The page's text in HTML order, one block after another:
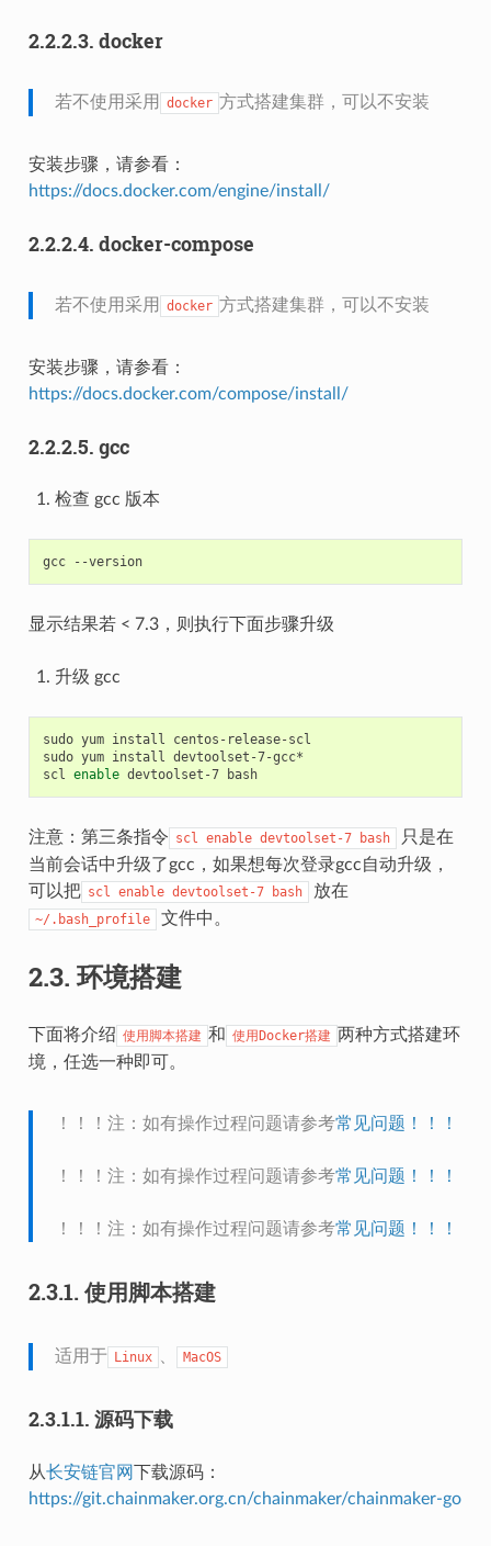
2.2.2.3. docker
若不使用采用 docker 方式搭建集群，可以不安装
安装步骤，请参看：
https://docs.docker.com/engine/install/
2.2.2.4. docker-compose
若不使用采用 docker 方式搭建集群，可以不安装
安装步骤，请参看：
https://docs.docker.com/compose/install/
2.2.2.5. gcc
检查 gcc 版本
gcc --version
显示结果若 < 7.3，则执行下面步骤升级
升级 gcc
sudo yum install
centos-release-scl
sudo yum install devtoolset-7-gcc*
scl enable devtoolset-7 bash
注意：第三条指令 scl enable devtoolset-7 bash
只是在
当前会话中升级了gcc，如果想每次登录gcc自动升级，
可以把 scl enable devtoolset-7 bash 放在
~/.bash_profile 文件中。
2.3.环境搭建
下面将介绍 使用脚本搭建 和 使用Docker搭建 两种方式搭建环
境，任选一种即可。
！！！注：如有操作过程问题请参考常见问题！！！
！！！注：如有操作过程问题请参考常见问题！！！
！！！注：如有操作过程问题请参考常见问题！！！
2.3.1. 使用脚本搭建
适用于 Linux MacOS
2.3.1.1. 源码下载
从长安链官网
下载源码：
https://git.chainmaker.org.cn/chainmaker/chainmaker-go